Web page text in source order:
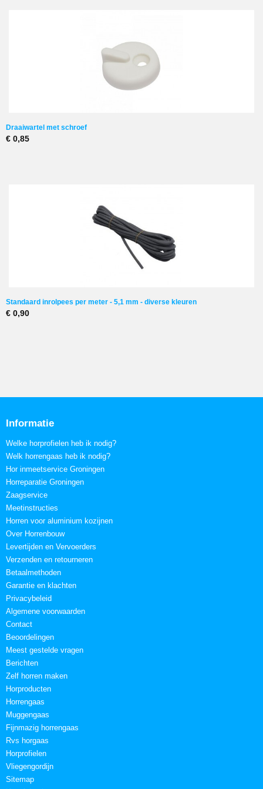
Draaiwartel met schroef
€ 0,85
Standaard inrolpees per meter - 5,1 mm - diverse kleuren
€ 0,90
Informatie
Welke horprofielen heb ik nodig?
Welk horrengaas heb ik nodig?
Hor inmeetservice Groningen
Horreparatie Groningen
Zaagservice
Meetinstructies
Horren voor aluminium kozijnen
Over Horrenbouw
Levertijden en Vervoerders
Verzenden en retourneren
Betaalmethoden
Garantie en klachten
Privacybeleid
Algemene voorwaarden
Contact
Beoordelingen
Meest gestelde vragen
Berichten
Zelf horren maken
Horproducten
Horrengaas
Muggengaas
Fijnmazig horrengaas
Rvs horgaas
Horprofielen
Vliegengordijn
Sitemap